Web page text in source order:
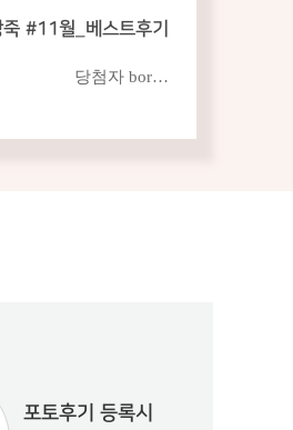
기
맛있는 영양
포토후기 등록시